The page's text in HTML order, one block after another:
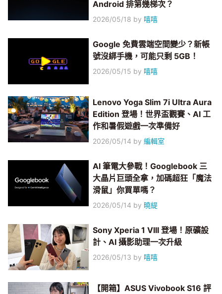
Android 排第幾梯次？
2026/05/18 by 嘻嘻
Google 免費雲端空間變少？新帳
號沒綁手機，可能只剩 5GB！
2026/05/15 by 嘻嘻
Lenovo Yoga Slim 7i Ultra Aura
Edition 登場！世界盃觀賽、AI 工
作和暑假遊戲一次準備好
2026/05/14 by編輯室
AI 筆電大參戰！Googlebook 三
大晶片巨頭全拿，加碼超狂「魔法
滑鼠」你買單嗎？
2026/05/14 by 曉緹
Sony Xperia 1 VIII 登場！原礦設
計、AI 攝影助理一次升級
2026/05/13 by 嘻嘻
【開箱】ASUS Vivobook S16 評